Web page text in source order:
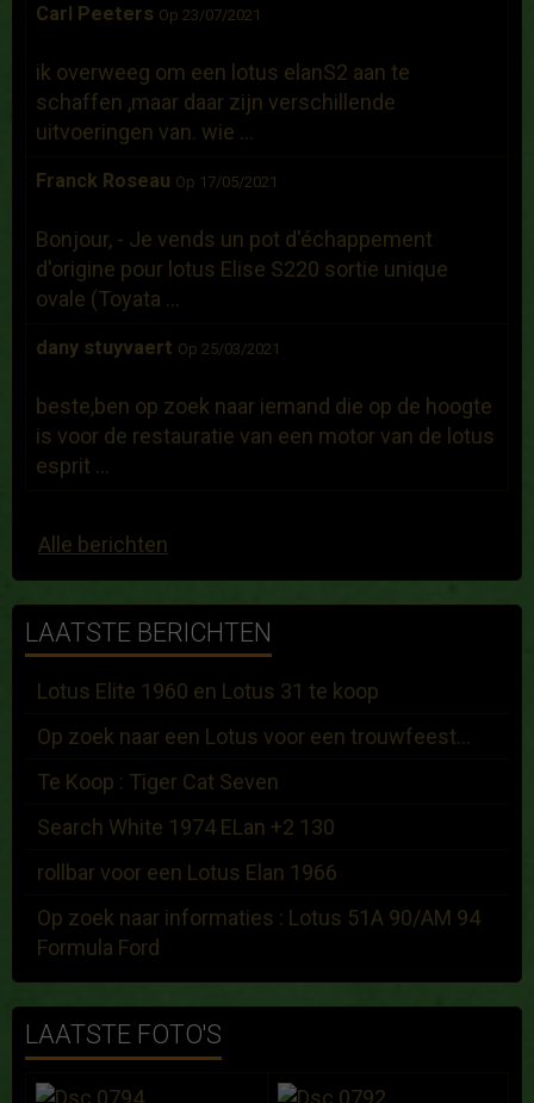
Carl Peeters Op 23/07/2021
ik overweeg om een lotus elanS2 aan te
schaffen ,maar daar zijn verschillende
uitvoeringen van. wie ...
Franck Roseau Op 17/05/2021
Bonjour, - Je vends un pot d'échappement
d'origine pour lotus Elise S220 sortie unique
ovale (Toyata ...
dany stuyvaert Op 25/03/2021
beste,ben op zoek naar iemand die op de hoogte
is voor de restauratie van een motor van de lotus
esprit ...
Alle berichten
LAATSTE BERICHTEN
Lotus Elite 1960 en Lotus 31 te koop
Op zoek naar een Lotus voor een trouwfeest...
Te Koop : Tiger Cat Seven
Search White 1974 ELan +2 130
rollbar voor een Lotus Elan 1966
Op zoek naar informaties : Lotus 51A 90/AM 94
Formula Ford
LAATSTE FOTO'S